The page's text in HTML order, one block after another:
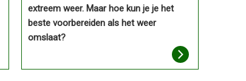
extreem weer. Maar hoe kun je je het
beste voorbereiden als het weer
omslaat?